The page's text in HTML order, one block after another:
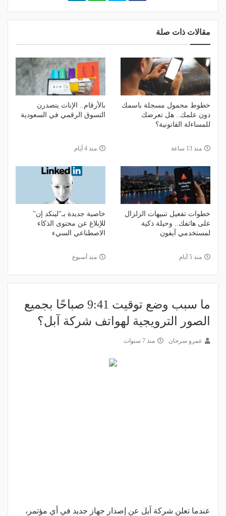
مقالات ذات صلة
خطوط محمول مسجلة باسمك
دون علمك.. هل تعرضك
للمساءلة القانونية؟
منذ 13 ساعة
بالأرقام.. الإناث يتصدرن
التسوق الرقمي في السعودية
منذ 4 أيام
خطوات تفعيل تنبيهات الزلزال
على هاتفك.. وحيلة ذكية
لمستخدمي آيفون
منذ 5 أيام
خاصية جديدة بـ"لينكد إن"
للإبلاغ عن محتوى الذكاء
الاصطناعي السيء
منذ أسبوع
ما سبب وضع توقيت 9:41 صباحًا بجميع
الصور الترويجية لهواتف شركة آبل؟
عمرو سرحان منذ 7 سنوات
عندما تعلن شركة آبل عن إصدار جهاز جديد في أي مؤتمر،